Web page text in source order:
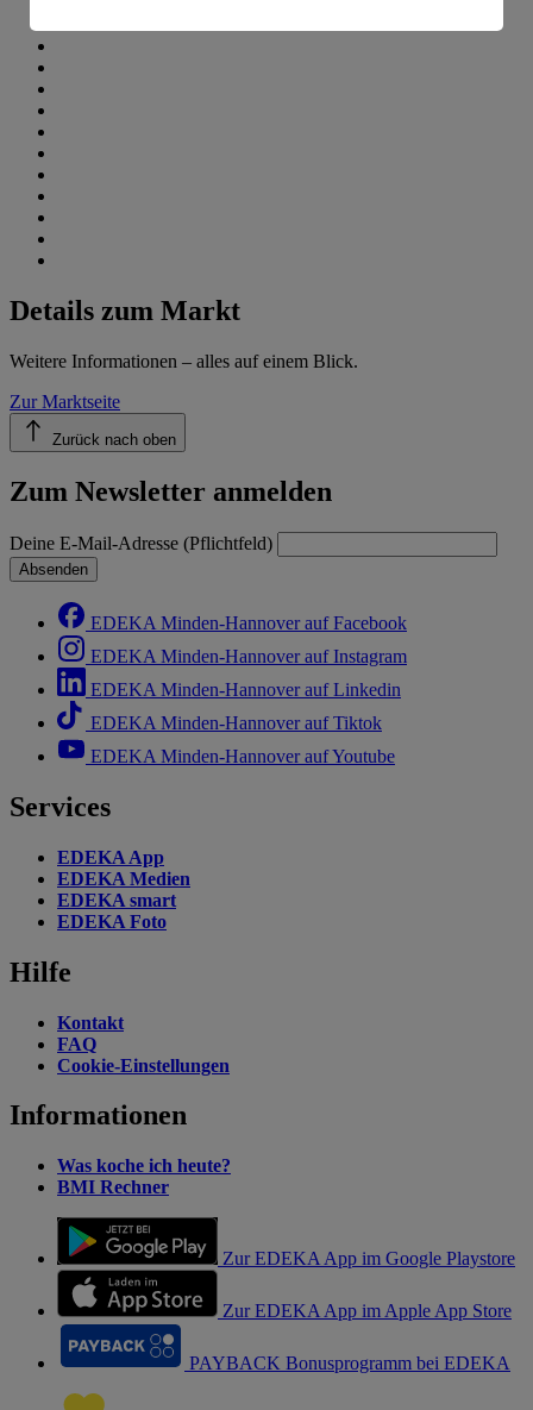
Details zum Markt
Weitere Informationen – alles auf einem Blick.
Zur Marktseite
Zurück nach oben
Zum Newsletter anmelden
Deine E-Mail-Adresse (Pflichtfeld)
Absenden
EDEKA Minden-Hannover auf Facebook
EDEKA Minden-Hannover auf Instagram
EDEKA Minden-Hannover auf Linkedin
EDEKA Minden-Hannover auf Tiktok
EDEKA Minden-Hannover auf Youtube
Services
EDEKA App
EDEKA Medien
EDEKA smart
EDEKA Foto
Hilfe
Kontakt
FAQ
Cookie-Einstellungen
Informationen
Was koche ich heute?
BMI Rechner
Zur EDEKA App im Google Playstore
Zur EDEKA App im Apple App Store
PAYBACK Bonusprogramm bei EDEKA
Informationen zum Herausgeber der Seite findest du